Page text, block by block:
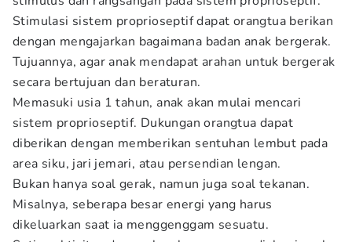
Stimulasi sistem proprioseptif dapat orangtua berikan
dengan mengajarkan bagaimana badan anak bergerak.
Tujuannya, agar anak mendapat arahan untuk bergerak
secara bertujuan dan beraturan.
Memasuki usia 1 tahun, anak akan mulai mencari
sistem proprioseptif. Dukungan orangtua dapat
diberikan dengan memberikan sentuhan lembut pada
area siku, jari jemari, atau persendian lengan.
Bukan hanya soal gerak, namun juga soal tekanan.
Misalnya, seberapa besar energi yang harus
dikeluarkan saat ia menggenggam sesuatu.